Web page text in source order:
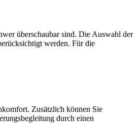
überschaubar sind. Die Auswahl der
werden. Für die
Zusätzlich können Sie
durch einen